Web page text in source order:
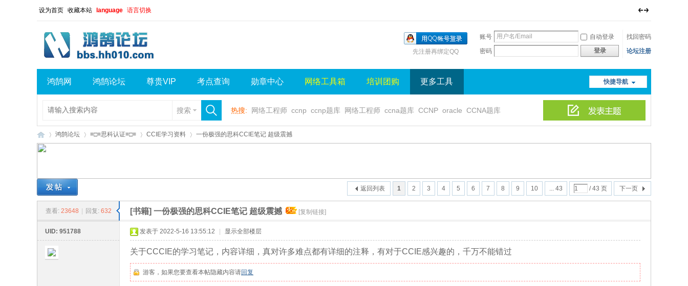
设为首页 收藏本站 language 语言切换
账号 自动登录
找回密码
密码
登录 论坛注册
先注册再绑定QQ
快捷导航
鸿鹄网 鸿鹄论坛 尊贵VIP 考点查询 勋章中心 网络工具箱 培训团购 更多工具
搜索 热搜: 网络工程师 ccnp ccnp题库 网络工程师 ccna题库 CCNP oracle CCNA题库
无线视频 wlan sql
鸿 »
鸿鹄论坛
›
≡□≡思科认证≡□≡
›
CCIE学习资料
›
一份极强的思科CCIE笔记 超级震撼
1 2 3 4 5 6 7 8 9 10 ... 43 / 43 页 下一页
返回列表
查看: 23648 回复: 632 [书籍] 一份极强的思科CCIE笔记 超级震撼 [复制链接]
UID: 951788 发表于 2022-5-16 13:55:12 显示全部楼层
关于CCCIE的学习笔记，内容详细，真对许多难点都有详细的注释，有对于CCIE感兴趣的，千万不能错过
游客，如果您要查看本帖隐藏内容请回复